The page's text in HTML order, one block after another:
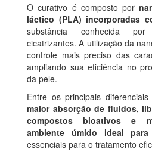
O curativo é composto por
láctico (PLA) incorporadas
substância conhecida
cicatrizantes. A utilização da
controle mais preciso das
ampliando sua eficiência no
da pele.
Entre os principais
maior absorção de fluidos,
compostos bioativos e
ambiente úmido ideal para
essenciais para o tratamento